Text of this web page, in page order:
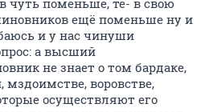
чуть поменьше, те- в свою
ещё поменьше ну и
и у нас чинуши
а высший
не знает о том бардаке,
мздоимстве, воровстве,
осуществляют его